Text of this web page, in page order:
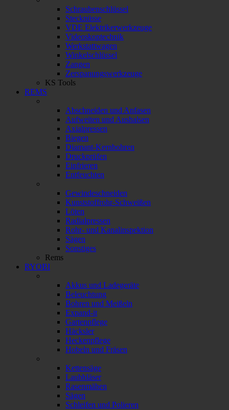
Schraubenschlüssel
Stecknüsse
VDE Elektrikerwerkzeuge
Videoskoptechnik
Werkstattwagen
Winkelschlüssel
Zangen
Zerspanungswerkzeuge
KS Tools
REMS
Abschneiden und Anfasen
Aufweiten und Aushalsen
Axialpressen
Biegen
Diamant-Kernbohren
Druckprüfen
Einfrieren
Entfeuchten
Gewindeschneiden
Kunststoffrohr-Schweißen
Löten
Radialpressen
Rohr- und Kanalinspektion
Sägen
Sonstiges
Rems
RYOBI
Akkus und Ladegeräte
Beleuchtung
Bohren und Meißeln
Expand-it
Gartenpflege
Häcksler
Heckenpflege
Hobeln und Fräsen
Kettensäge
Laubbläser
Rasenmähen
Sägen
Schleifen und Polieren